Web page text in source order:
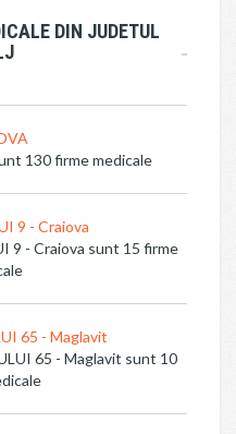
DIN JUDETUL
130 firme medicale
9 - Craiova
9 - Craiova sunt 15 firme
65 - Maglavit
65 - Maglavit sunt 10